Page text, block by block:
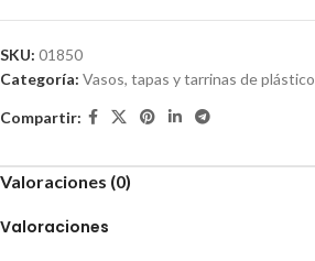
SKU: 01850
Categoría: Vasos, tapas y tarrinas de plástico
Compartir:
Valoraciones (0)
Valoraciones